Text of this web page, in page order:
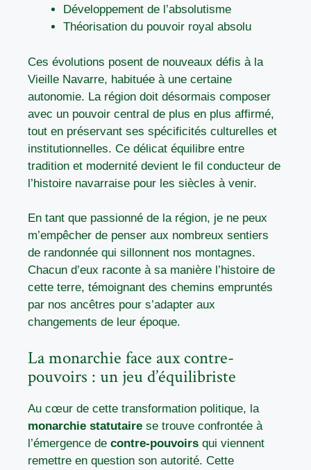
Développement de l’absolutisme
Théorisation du pouvoir royal absolu
Ces évolutions posent de nouveaux défis à la
Vieille Navarre, habituée à une certaine
autonomie. La région doit désormais composer
avec un pouvoir central de plus en plus affirmé,
tout en préservant ses spécificités culturelles et
institutionnelles. Ce délicat équilibre entre
tradition et modernité devient le fil conducteur de
l’histoire navarraise pour les siècles à venir.
En tant que passionné de la région, je ne peux
m’empêcher de penser aux nombreux sentiers
de randonnée qui sillonnent nos montagnes.
Chacun d’eux raconte à sa manière l’histoire de
cette terre, témoignant des chemins empruntés
par nos ancêtres pour s’adapter aux
changements de leur époque.
La monarchie face aux contre-
pouvoirs : un jeu d’équilibriste
Au cœur de cette transformation politique, la
monarchie statutaire se trouve confrontée à
l’émergence de contre-pouvoirs qui viennent
remettre en question son autorité. Cette